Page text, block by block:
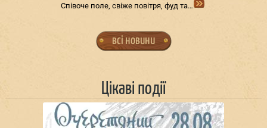
Співоче поле, свіже повітря, фуд та…
всі новини
Цікаві події